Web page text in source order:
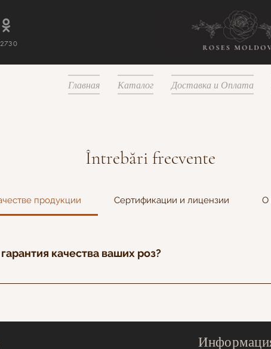
Главная Каталог Доставка и Оплата
Întrebări frecvente
продукции Сертификации и лицензии О
качества ваших роз?
высокое качество роз и сортность саженцев.